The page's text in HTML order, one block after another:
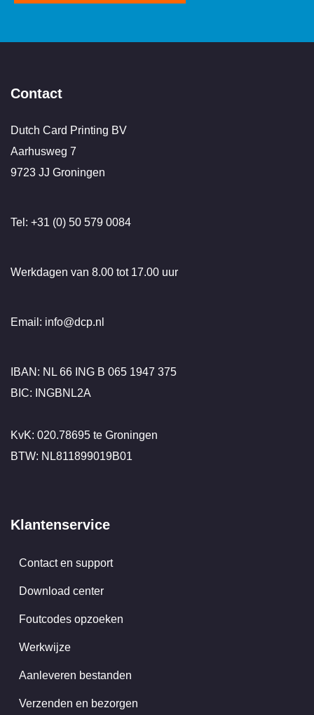
Contact
Dutch Card Printing BV
Aarhusweg 7
9723 JJ Groningen
Tel: +31 (0) 50 579 0084
Werkdagen van 8.00 tot 17.00 uur
Email: info@dcp.nl
IBAN: NL 66 ING B 065 1947 375
BIC: INGBNL2A
KvK: 020.78695 te Groningen
BTW: NL811899019B01
Klantenservice
Contact en support
Download center
Foutcodes opzoeken
Werkwijze
Aanleveren bestanden
Verzenden en bezorgen